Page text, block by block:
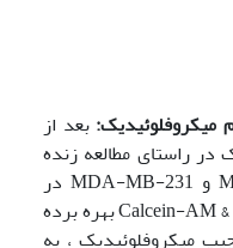
میکروفلوئیدیک:بعد از
راستای مطالعه زنده
مانی سلولها دو رده سلولی MCF-7 و MDA-MB-231 در
سیستم میکروفلوئیدیک از روش Calcein-AM & PI بهره برده
میکروفلوئیدیک ، به